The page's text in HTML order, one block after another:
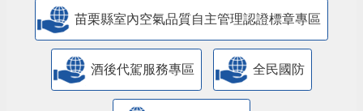
苗栗縣室內空氣品質自主管理認證標章專區
酒後代駕服務專區 全民國防